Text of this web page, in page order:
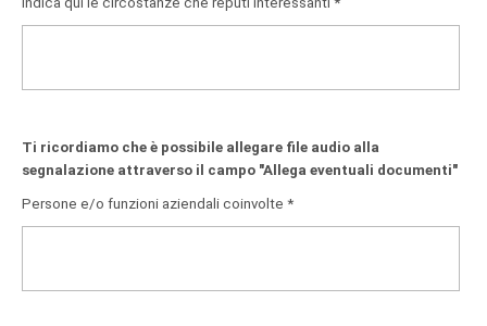
Ti ricordiamo che è possibile allegare file audio alla
segnalazione attraverso il campo "Allega eventuali documenti"
Persone e/o funzioni aziendali coinvolte *